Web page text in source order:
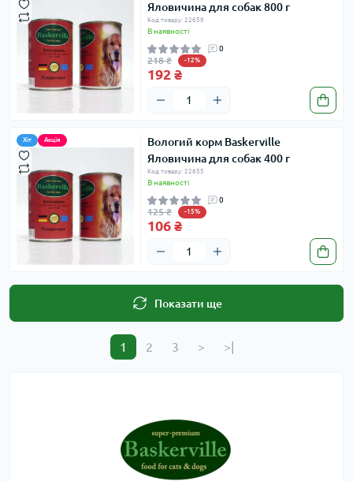
Яловичина для собак 800 г
Код товару: 22658
В наявності
0
218 ₴ -12%
192 ₴
Хіт Акція
Вологий корм Baskerville
Яловичина для собак 400 г
Код товару: 22655
В наявності
0
125 ₴ -15%
106 ₴
Показати ще
1 2 3 > >|